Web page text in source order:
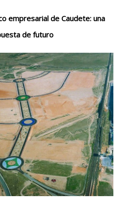
empresarial de Caudete: una
de futuro